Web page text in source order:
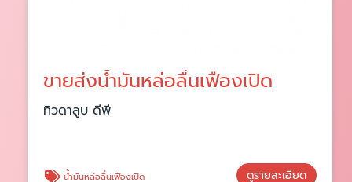
ขายส่งน้ำมันหล่อลื่นเฟืองเปิด
ทิวดาลูบ ดีพี
น้ำมันหล่อลื่นเฟืองเปิด ดูรายละเอียด